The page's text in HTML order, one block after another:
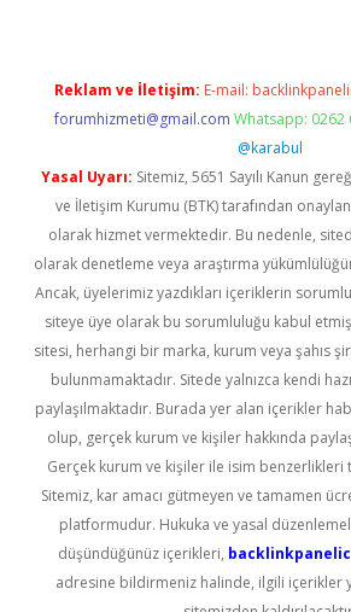
Reklam ve İletişim: E-mail:
forumhizmeti@gmail.com Whatsapp: 0262
@karabul
Yasal Uyarı: Sitemiz, 5651 Sayılı Kanun
ve İletişim Kurumu (BTK) tarafından
olarak hizmet vermektedir. Bu nedenle,
olarak denetleme veya araştırma
Ancak, üyelerimiz yazdıkları içeriklerin
siteye üye olarak bu sorumluluğu kabul
sitesi, herhangi bir marka, kurum veya şahıs
bulunmamaktadır. Sitede yalnızca kendi
paylaşılmaktadır. Burada yer alan içerikler
olup, gerçek kurum ve kişiler hakkında
Gerçek kurum ve kişiler ile isim
Sitemiz, kar amacı gütmeyen ve tamamen
platformudur. Hukuka ve yasal
düşündüğünüz içerikleri,
adresine bildirmeniz halinde, ilgili içerikler